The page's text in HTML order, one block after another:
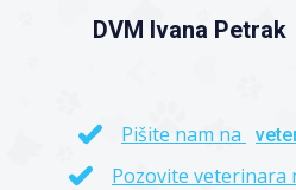
DVM Ivana Petrak
Pišite nam na
Pozovite veterinara